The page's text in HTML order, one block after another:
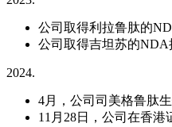
公司取得利拉鲁肽的
公司取得吉坦苏的NDA
2024.
4月，公司司美格鲁肽
11月28日，公司在香